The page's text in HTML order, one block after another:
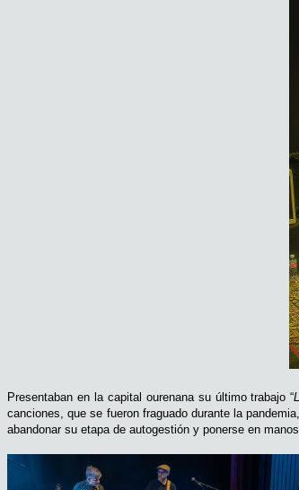
Presentaban en la capital ourenana su último trabajo “
canciones, que se fueron fraguado durante la
abandonar su etapa de autogestión y ponerse en